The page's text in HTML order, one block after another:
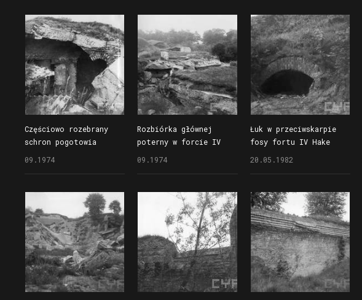
miejsce
Częściowo rozebrany
schron pogotowia
tylna, wejście
do kopuły
obserwacyjnej i schody
09.1974
Rozbiórka głównej
poterny w forcie IV
i podwalni
09.1974
Łuk w przeciwskarpie
fosy fortu IV Hake
20.05.1982